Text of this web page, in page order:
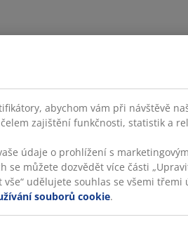
abychom vám při návštěvě
zajištění funkčnosti, statistik a
údaje o prohlížení s
můžete dozvědět více části
udělujete souhlas se všemi třemi
souborů cookie.